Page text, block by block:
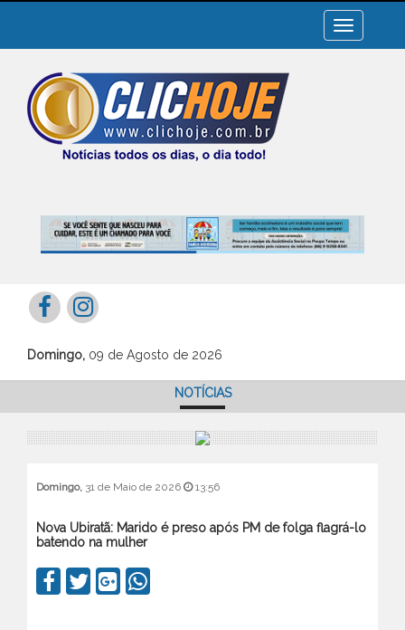
Toggle
navigation
Domingo, 09 de Agosto de 2026
NOTÍCIAS
Domingo, 31 de Maio de 2026 13:56
Nova Ubiratã: Marido é preso após PM de folga flagrá-lo
batendo na mulher